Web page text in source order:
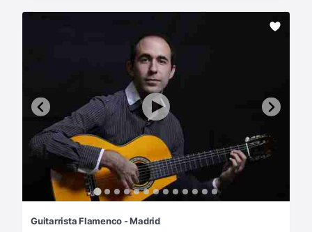
Guitarrista Flamenco - Madrid